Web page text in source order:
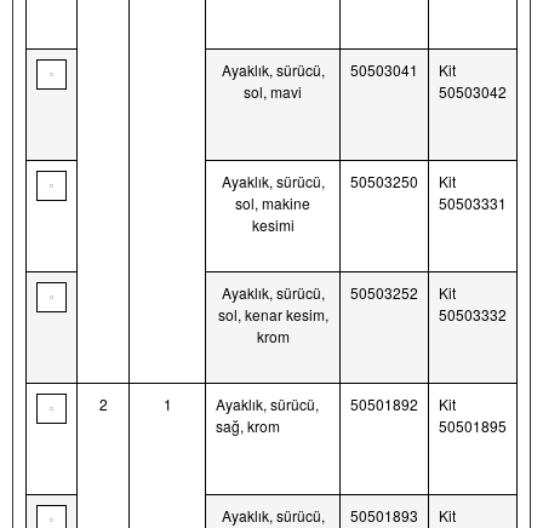
Ayaklık, sürücü,
sol, mavi
50503041
Kit
50503042
Ayaklık, sürücü,
sol, makine
kesimi
50503250
Kit
50503331
Ayaklık, sürücü,
sol, kenar kesim,
krom
50503252
Kit
50503332
2 1
Ayaklık, sürücü,
sağ, krom
50501892
Kit
50501895
Ayaklık, sürücü,
50501893
Kit